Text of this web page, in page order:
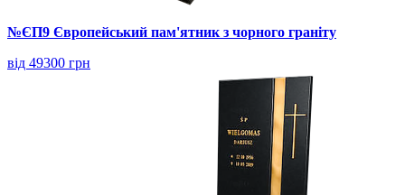
№ЄП9 Європейський пам'ятник з чорного граніту
від 49300 грн